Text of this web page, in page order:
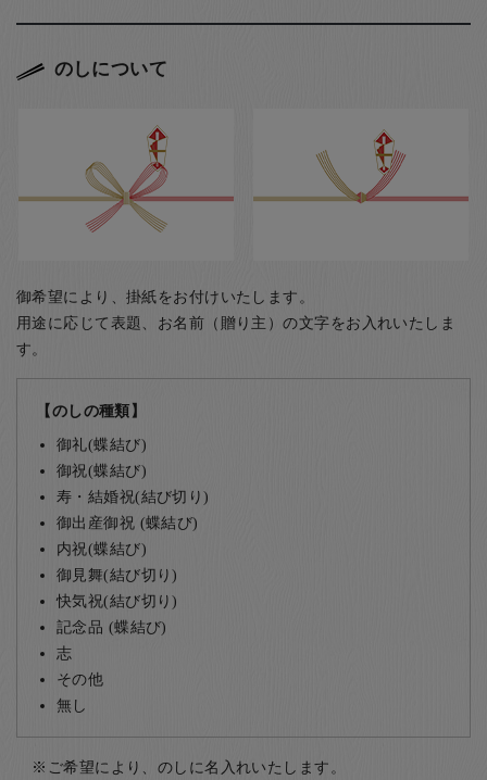
のしについて
御希望により、掛紙をお付けいたします。
用途に応じて表題、お名前（贈り主）の文字をお入れいたしま
す。
【のしの種類】
御礼(蝶結び)
御祝(蝶結び)
寿・結婚祝(結び切り)
御出産御祝 (蝶結び)
内祝(蝶結び)
御見舞(結び切り)
快気祝(結び切り)
記念品 (蝶結び)
志
その他
無し
ご希望により、のしに名入れいたします。